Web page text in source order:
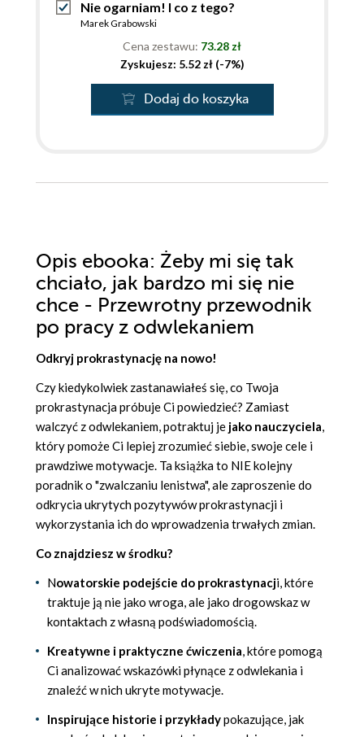
Nie ogarniam! I co z tego?
Marek Grabowski
Cena zestawu: 73.28 zł
Zyskujesz: 5.52 zł (-7%)
Dodaj do koszyka
Opis ebooka: Żeby mi się tak
chciało, jak bardzo mi się nie
chce - Przewrotny przewodnik
po pracy z odwlekaniem
Odkryj prokrastynację na nowo!
Czy kiedykolwiek zastanawiałeś się, co Twoja
prokrastynacja próbuje Ci powiedzieć? Zamiast
walczyć z odwlekaniem, potraktuj je jako nauczyciela,
który pomoże Ci lepiej zrozumieć siebie, swoje cele i
prawdziwe motywacje. Ta książka to NIE kolejny
poradnik o "zwalczaniu lenistwa", ale zaproszenie do
odkrycia ukrytych pozytywów prokrastynacji i
wykorzystania ich do wprowadzenia trwałych zmian.
Co znajdziesz w środku?
Nowatorskie podejście do prokrastynacji, które
traktuje ją nie jako wroga, ale jako drogowskaz w
kontaktach z własną podświadomością.
Kreatywne i praktyczne ćwiczenia, które pomogą
Ci analizować wskazówki płynące z odwlekania i
znaleźć w nich ukryte motywacje.
Inspirujące historie i przykładypokazujące, jak